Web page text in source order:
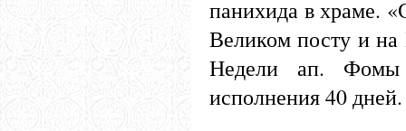
панихида в храме.
Великом посту и на
Недели ап. Фомы
исполнения 40 дней.